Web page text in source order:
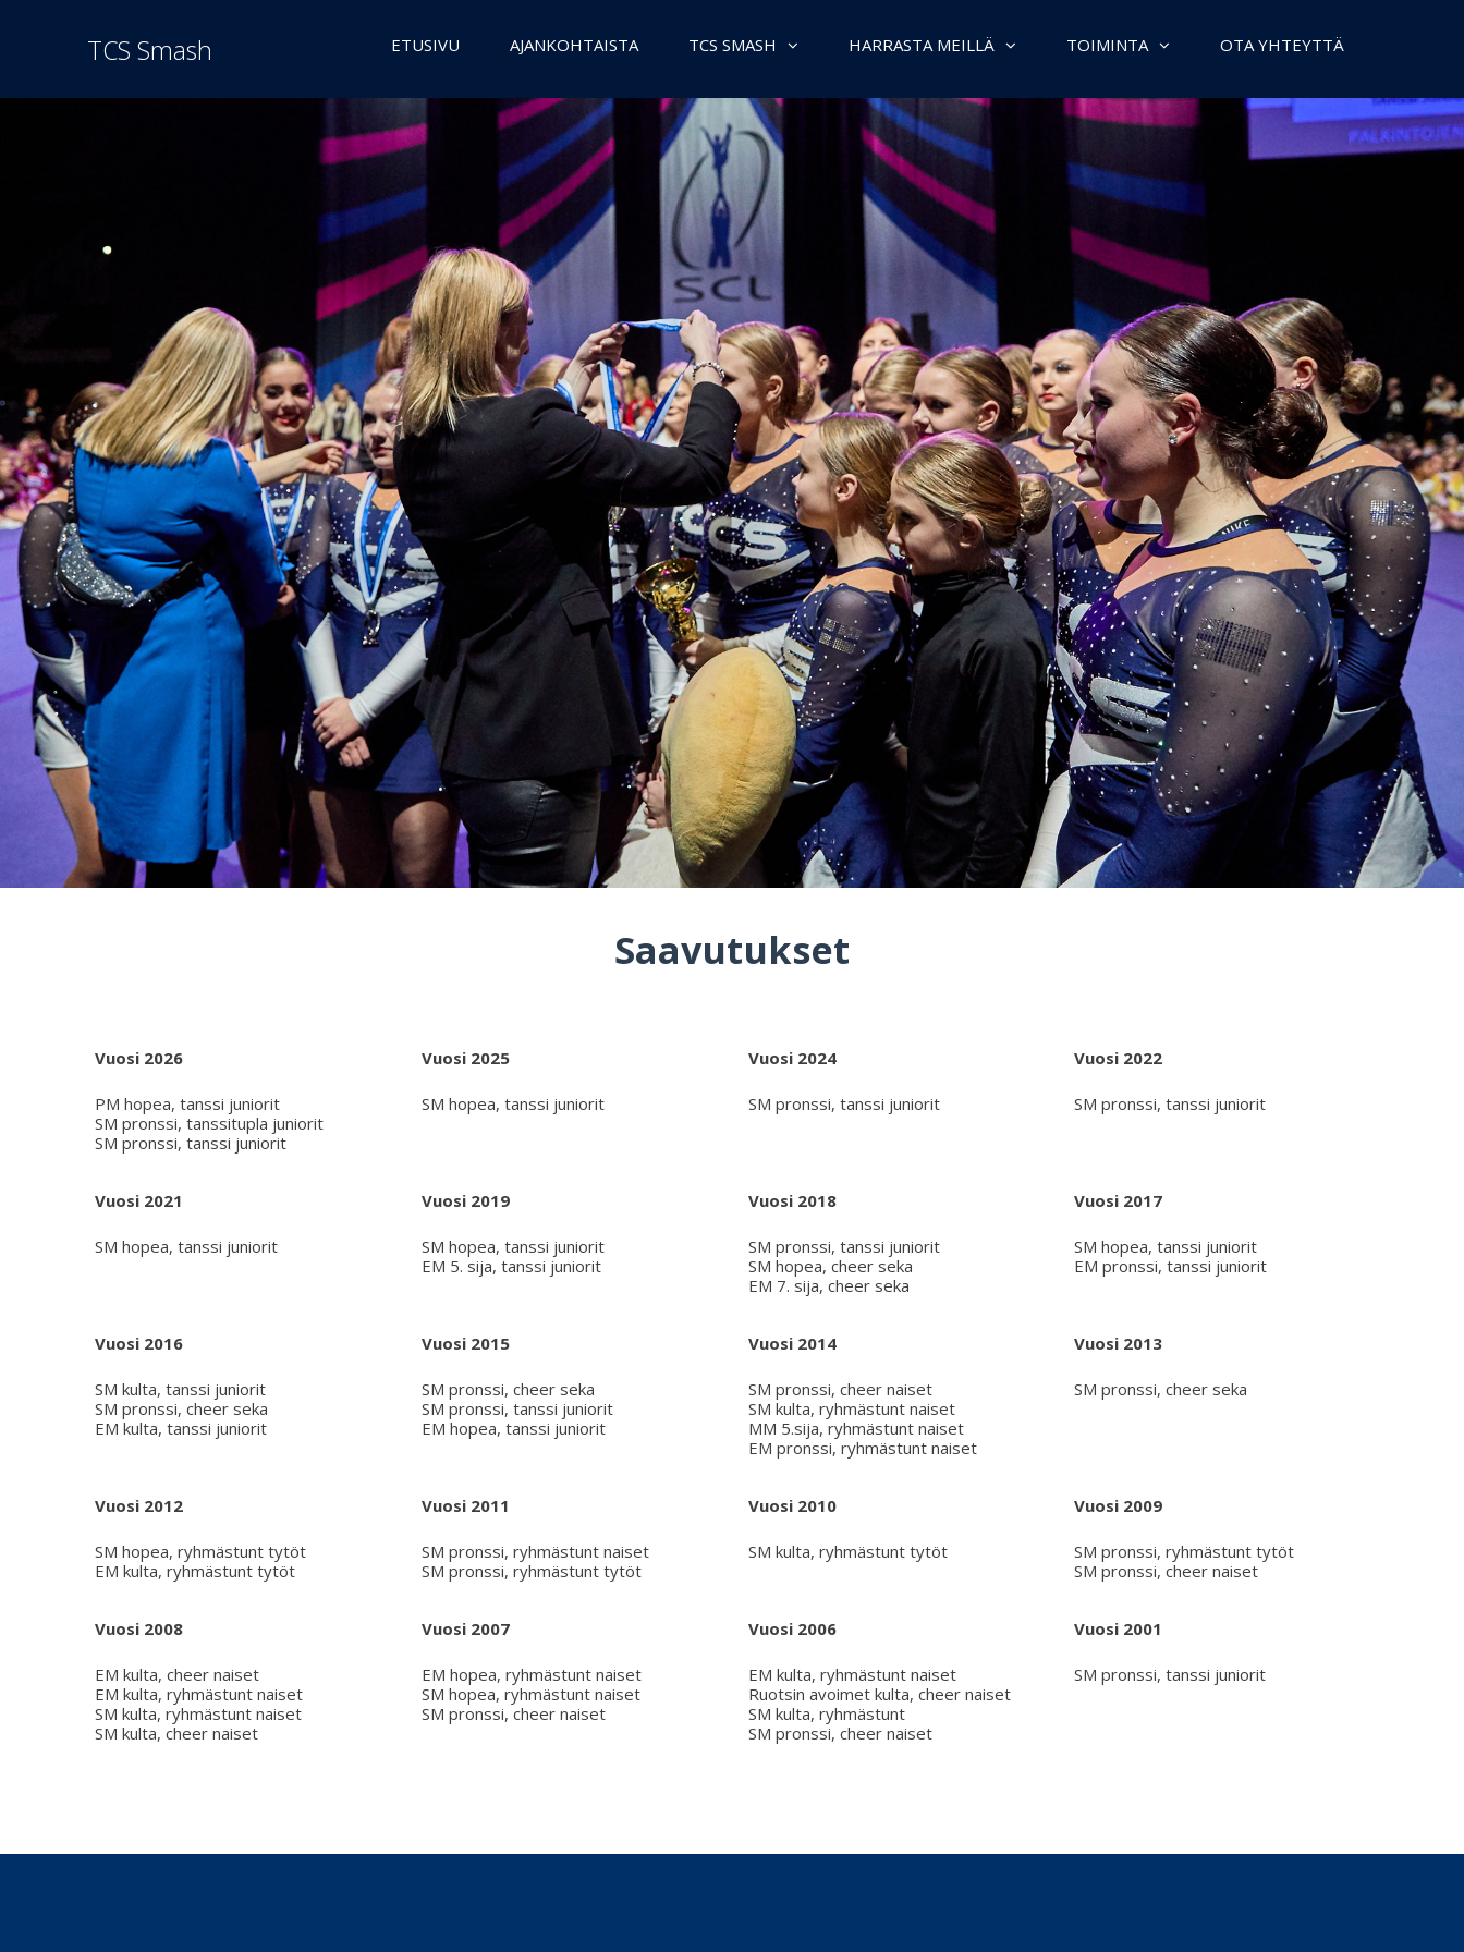
TCS Smash ETUSIVU AJANKOHTAISTA TCS SMASH HARRASTA MEILLÄ TOIMINTA OTA YHTEYTTÄ
Saavutukset
Vuosi 2026
PM hopea, tanssi juniorit
SM pronssi, tanssitupla juniorit
SM pronssi, tanssi juniorit
Vuosi 2025
SM hopea, tanssi juniorit
Vuosi 2024
SM pronssi, tanssi juniorit
Vuosi 2022
SM pronssi, tanssi juniorit
Vuosi 2021
SM hopea, tanssi juniorit
Vuosi 2019
SM hopea, tanssi juniorit
EM 5. sija, tanssi juniorit
Vuosi 2018
SM pronssi, tanssi juniorit
SM hopea, cheer seka
EM 7. sija, cheer seka
Vuosi 2017
SM hopea, tanssi juniorit
EM pronssi, tanssi juniorit
Vuosi 2016
SM kulta, tanssi juniorit
SM pronssi, cheer seka
EM kulta, tanssi juniorit
Vuosi 2015
SM pronssi, cheer seka
SM pronssi, tanssi juniorit
EM hopea, tanssi juniorit
Vuosi 2014
SM pronssi, cheer naiset
SM kulta, ryhmästunt naiset
MM 5.sija, ryhmästunt naiset
EM pronssi, ryhmästunt naiset
Vuosi 2013
SM pronssi, cheer seka
Vuosi 2012
SM hopea, ryhmästunt tytöt
EM kulta, ryhmästunt tytöt
Vuosi 2011
SM pronssi, ryhmästunt naiset
SM pronssi, ryhmästunt tytöt
Vuosi 2010
SM kulta, ryhmästunt tytöt
Vuosi 2009
SM pronssi, ryhmästunt tytöt
SM pronssi, cheer naiset
Vuosi 2008
EM kulta, cheer naiset
EM kulta, ryhmästunt naiset
SM kulta, ryhmästunt naiset
SM kulta, cheer naiset
Vuosi 2007
EM hopea, ryhmästunt naiset
SM hopea, ryhmästunt naiset
SM pronssi, cheer naiset
Vuosi 2006
EM kulta, ryhmästunt naiset
Ruotsin avoimet kulta, cheer naiset
SM kulta, ryhmästunt
SM pronssi, cheer naiset
Vuosi 2001
SM pronssi, tanssi juniorit